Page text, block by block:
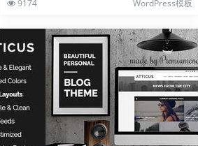
9174 WordPress模板